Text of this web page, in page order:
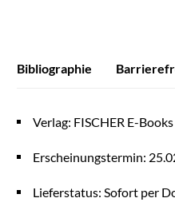
Bibliographie
Verlag: FISCHER E-Books
Erscheinungstermin:
Lieferstatus: Sofort per